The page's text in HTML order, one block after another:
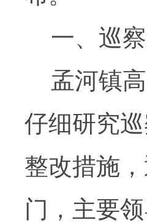
一、巡
孟河镇
仔细研究
整改措施
门， 主要